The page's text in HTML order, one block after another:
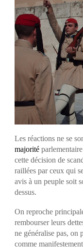
Les réactions ne se
majorité
cette décision de
raillées par ceux qui
avis à un peuple soit
dessus.
On reproche
rembourser leurs
ne généralise pas, on
comme